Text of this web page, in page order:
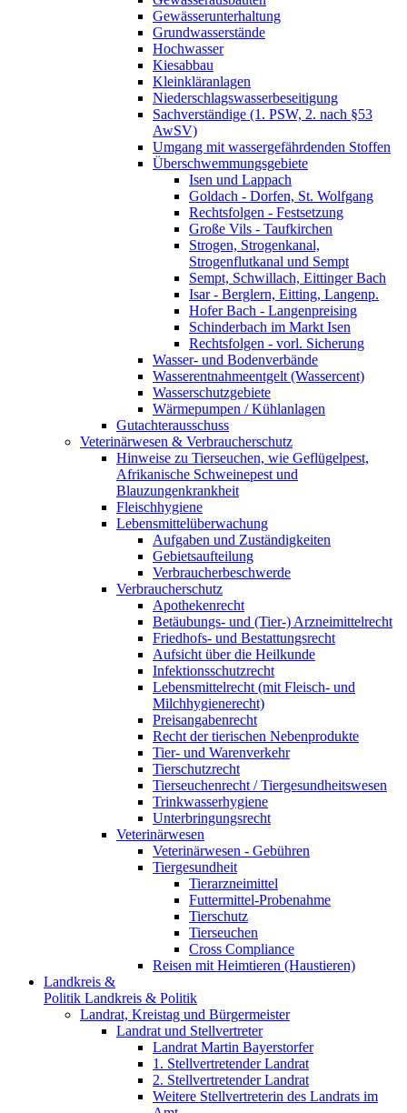
Gewässerunterhaltung
Grundwasserstände
Hochwasser
Kiesabbau
Kleinkläranlagen
Niederschlagswasserbeseitigung
Sachverständige (1. PSW, 2. nach §53
AwSV)
Umgang mit wassergefährdenden Stoffen
Überschwemmungsgebiete
Isen und Lappach
Goldach - Dorfen, St. Wolfgang
Rechtsfolgen - Festsetzung
Große Vils - Taufkirchen
Strogen, Strogenkanal,
Strogenflutkanal und Sempt
Sempt, Schwillach, Eittinger Bach
Isar - Berglern, Eitting, Langenp.
Hofer Bach - Langenpreising
Schinderbach im Markt Isen
Rechtsfolgen - vorl. Sicherung
Wasser- und Bodenverbände
Wasserentnahmeentgelt (Wassercent)
Wasserschutzgebiete
Wärmepumpen / Kühlanlagen
Gutachterausschuss
Veterinärwesen & Verbraucherschutz
Hinweise zu Tierseuchen, wie Geflügelpest,
Afrikanische Schweinepest und
Blauzungenkrankheit
Fleischhygiene
Lebensmittelüberwachung
Aufgaben und Zuständigkeiten
Gebietsaufteilung
Verbraucherbeschwerde
Verbraucherschutz
Apothekenrecht
Betäubungs- und (Tier-) Arzneimittelrecht
Friedhofs- und Bestattungsrecht
Aufsicht über die Heilkunde
Infektionsschutzrecht
Lebensmittelrecht (mit Fleisch- und
Milchhygienerecht)
Preisangabenrecht
Recht der tierischen Nebenprodukte
Tier- und Warenverkehr
Tierschutzrecht
Tierseuchenrecht / Tiergesundheitswesen
Trinkwasserhygiene
Unterbringungsrecht
Veterinärwesen
Veterinärwesen - Gebühren
Tiergesundheit
Tierarzneimittel
Futtermittel-Probenahme
Tierschutz
Tierseuchen
Cross Compliance
Reisen mit Heimtieren (Haustieren)
Landkreis &
Politik Landkreis & Politik
Landrat, Kreistag und Bürgermeister
Landrat und Stellvertreter
Landrat Martin Bayerstorfer
1. Stellvertretender Landrat
2. Stellvertretender Landrat
Weitere Stellvertreterin des Landrats im